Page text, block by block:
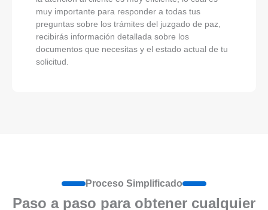
muy importante para responder a todas tus
preguntas sobre los trámites del juzgado de paz,
recibirás información detallada sobre los
documentos que necesitas y el estado actual de tu
solicitud.
Proceso Simplificado
Paso a paso para obtener cualquier